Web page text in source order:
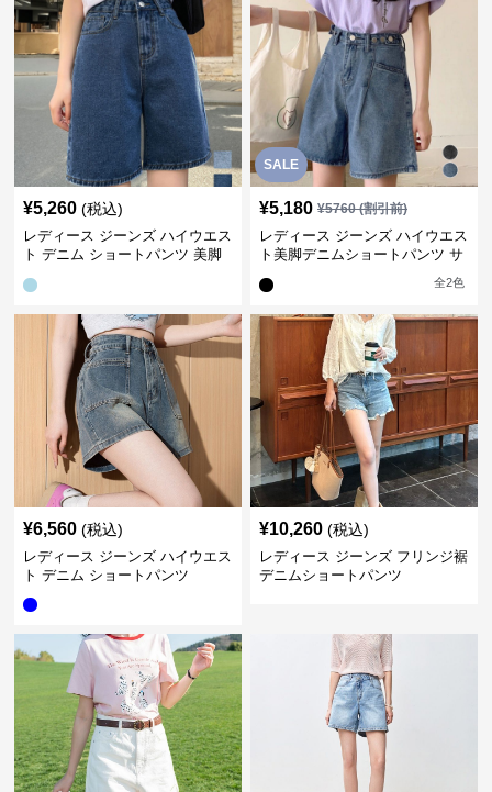
¥5,260 (税込)
レディース ジーンズ ハイウエス
ト デニム ショートパンツ 美脚
SALE
¥5,180 ¥5760(割引前)
レディース ジーンズ ハイウエス
ト美脚デニムショートパンツ サ
全2色
¥6,560 (税込)
レディース ジーンズ ハイウエス
ト デニム ショートパンツ
¥10,260 (税込)
レディース ジーンズ フリンジ裾
デニムショートパンツ